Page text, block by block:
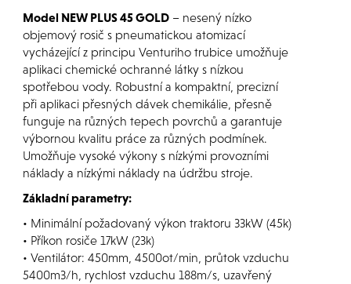
Model NEW PLUS 45 GOLD– nesený nízko
objemový rosič s pneumatickou atomizací
vycházející z principu Venturiho trubice umožňuje
aplikaci chemické ochranné látky s nízkou
spotřebou vody. Robustní a kompaktní, precizní
při aplikaci přesných dávek chemikálie, přesně
funguje na různých tepech povrchů a garantuje
výbornou kvalitu práce za různých podmínek.
Umožňuje vysoké výkony s nízkými provozními
náklady a nízkými náklady na údržbu stroje.
Základní parametry:
• Minimální požadovaný výkon traktoru 33kW (45k)
• Příkon rosiče 17kW (23k)
• Ventilátor: 450mm, 4500ot/min, průtok vzduchu
5400m3/h, rychlost vzduchu 188m/s, uzavřený